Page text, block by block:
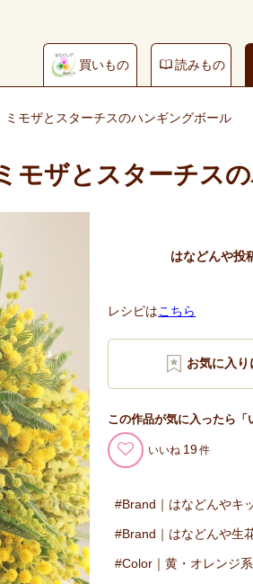
買いもの 読みもの
ミモザとスターチスのハンギングボール
モザとスターチス
はなどんや投
レシピはこちら
この作品が気に入ったら「
いいね 19
Brand｜はなどんやキ
Brand｜はなどんや生
Color｜黄・オレンジ系